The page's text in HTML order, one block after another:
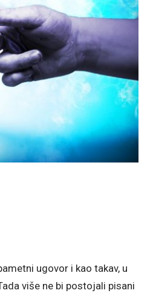
ugovor i kao takav, u
više ne bi postojali pisani